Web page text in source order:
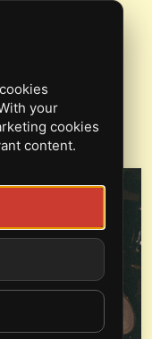
your
cookies
content.